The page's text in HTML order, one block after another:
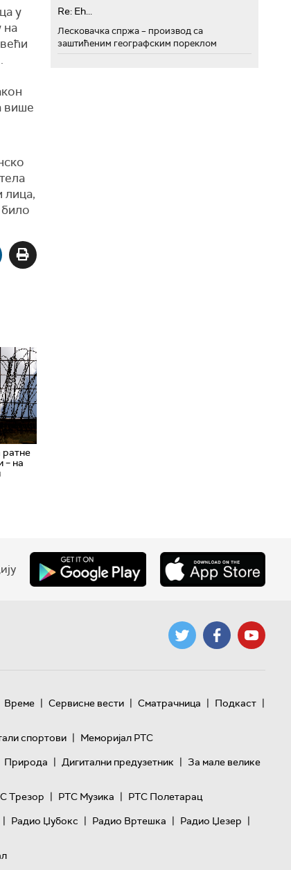
у
на
више
лица,
ратне
– на
Re: Eh...
Лесковачка спржа – производ са
заштићеним географским пореклом
Време | Сервисне вести | Сматрачница | Подкаст |
спортови | Меморијал РТС
Природа | Дигитални предузетник | За мале велике
Трезор | РТС Музика | РТС Полетарац
| Радио Џубокс | Радио Вртешка | Радио Џезер |